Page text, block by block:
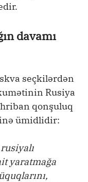
davamı
seçkilərdən
Rusiya
qonşuluq
ümidlidir:
yaratmağa